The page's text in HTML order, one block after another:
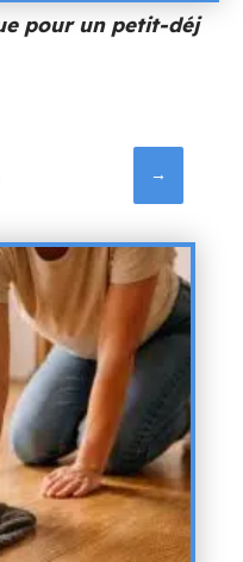
pour un petit-déj